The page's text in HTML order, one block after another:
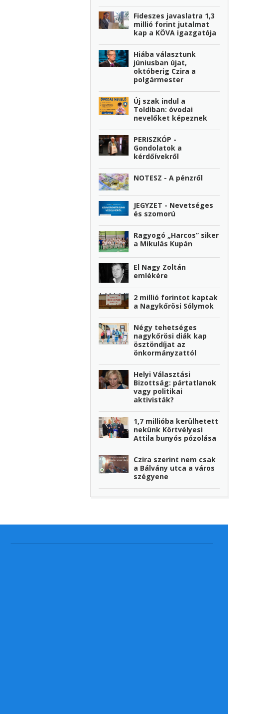
Fideszes javaslatra 1,3
millió forint jutalmat
kap a KÖVA igazgatója
Hiába választunk
júniusban újat,
októberig Czira a
polgármester
Új szak indul a
Toldiban: óvodai
nevelőket képeznek
PERISZKÓP -
Gondolatok a
kérdőívekről
NOTESZ - A pénzről
JEGYZET - Nevetséges
és szomorú
Ragyogó „Harcos” siker
a Mikulás Kupán
El Nagy Zoltán
emlékére
2 millió forintot kaptak
a Nagykőrösi Sólymok
Négy tehetséges
nagykőrösi diák kap
ösztöndíjat az
önkormányzattól
Helyi Választási
Bizottság: pártatlanok
vagy politikai
aktivisták?
1,7 millióba kerülhetett
nekünk Körtvélyesi
Attila bunyós pózolása
Czira szerint nem csak
a Bálvány utca a város
szégyene